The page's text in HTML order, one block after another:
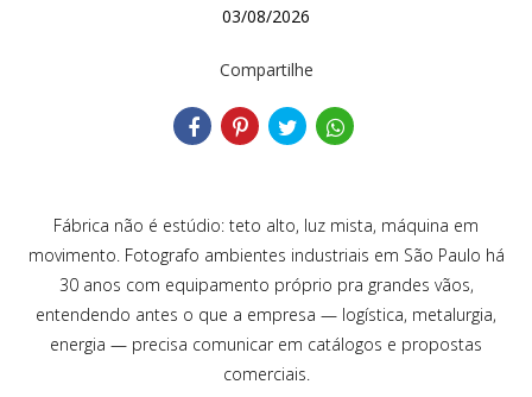
03/08/2026
Compartilhe
Fábrica não é estúdio: teto alto, luz mista, máquina em
movimento. Fotografo ambientes industriais em São Paulo há
30 anos com equipamento próprio pra grandes vãos,
entendendo antes o que a empresa — logística, metalurgia,
energia — precisa comunicar em catálogos e propostas
comerciais.